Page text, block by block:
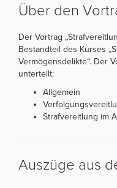
Über den
Der Vortrag
Bestandteil des Kurses
Vermögensdelikte“. Der
unterteilt:
Allgemein
Strafvereitlung im
Auszüge aus